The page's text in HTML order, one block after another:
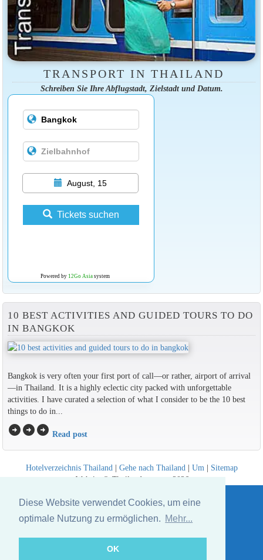
Diese Website verwendet Cookies, um eine
optimale Nutzung zu ermöglichen. Mehr...
OK
TRANSPORT IN THAILAND
Schreiben Sie Ihre Abflugstadt, Zielstadt und Datum.
August, 15
Tickets suchen
Powered by 12Go Asiasystem
10 BEST ACTIVITIES AND GUIDED TOURS TO DO
IN BANGKOK
Bangkok is very often your first port of call—or rather, airport of arrival
—in Thailand. It is a highly eclectic city packed with unforgettable
activities. I have curated a selection of what I consider to be the 10 best
things to do in...
arrow_circle_rightarrow_circle_rightarrow_circle_right Read post
Hotelverzeichnis Thailand | Gehe nach Thailand | Um | Sitemap
Website © Thailandee.com - 2026